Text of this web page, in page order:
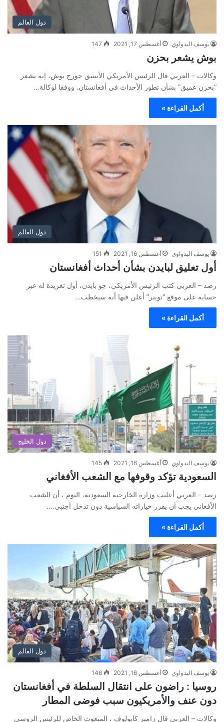
دول العالم
يوسف البدواوي أغسطس 17, 2021 147
بوش يشعر بحزن
وكالات – العربي قال الرئيس الأمريكي الأسبق جورج بوش، إنه يشعر
“بحزن عميق” بشأن تطور الأحداث في أفغانستان. ووفقا لوكالة…
أكمل القراءة »
دول العالم
يوسف البدواوي أغسطس 16, 2021 151
أول تعليق لبايدن بشأن أحداث أفغانستان
رصد – العربي كتب الرئيس الأمريكي، جو بايدن، أول تغريدة له عبر
حسابه على موقع “تويتر” أعلن فيها أنه سيخطب…
أكمل القراءة »
دول الخليج
يوسف البدواوي أغسطس 16, 2021 145
السعودية تؤكد وقوفها مع الشعب الأفغاني
رصد – العربي أعلنت وزارة الخارجية السعودية، اليوم ، أن الشعب
الأفغاني يجب أن يقرر خياراته السياسية دون تدخل أجنبي.…
أكمل القراءة »
دول العالم
يوسف البدواوي أغسطس 16, 2021 146
روسيا : راضون على انتقال السلطة في أفغانستان
دون عنف والأمريكيون سبب فوضى المطار
وكالات – العربي قال زامير كابولوف ، المبعوث الخاص للرئيس الروسي